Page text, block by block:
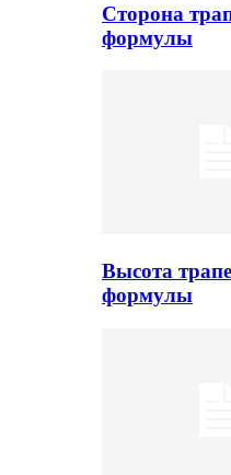
Сторона
формулы
Высота
формулы